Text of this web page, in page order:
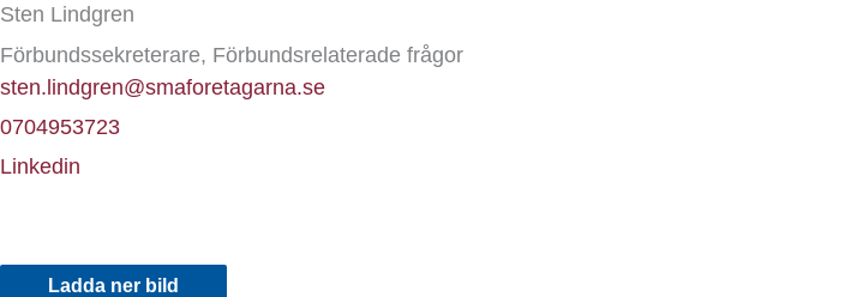
Sten Lindgren
Förbundssekreterare, Förbundsrelaterade frågor
sten.lindgren@smaforetagarna.se
0704953723
Linkedin
Ladda ner bild